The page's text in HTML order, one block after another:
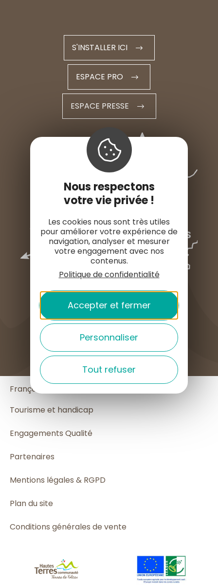
S'INSTALLER ICI
ESPACE PRO
ESPACE PRESSE
COMMENT VENIR ?
Français
Español
Tourisme et handicap
Engagements Qualité
Partenaires
Mentions légales & RGPD
Plan du site
Conditions générales de vente
Nous respectons
votre vie privée !
Les cookies nous sont très utiles
pour améliorer votre expérience de
navigation, analyser et mesurer
votre engagement avec nos
contenus.
Politique de confidentialité
Accepter et fermer
Personnaliser
Tout refuser